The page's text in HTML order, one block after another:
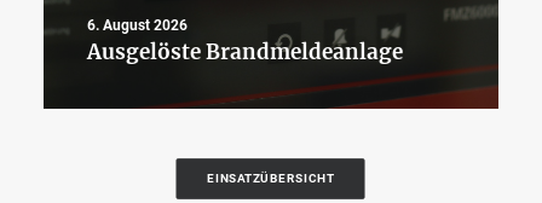
6. August 2026
Ausgelöste Brandmeldeanlage
EINSATZÜBERSICHT